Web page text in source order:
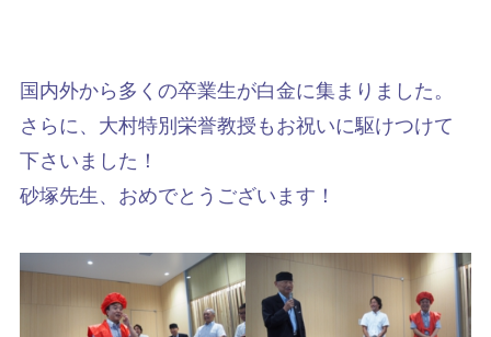
国内外から多くの卒業生が白金に集まりました。
さらに、大村特別栄誉教授もお祝いに駆けつけて
下さいました！
砂塚先生、おめでとうございます！